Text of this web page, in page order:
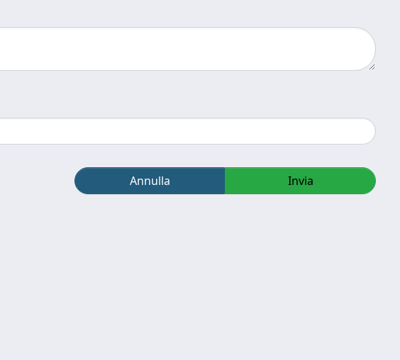
Annulla Invia